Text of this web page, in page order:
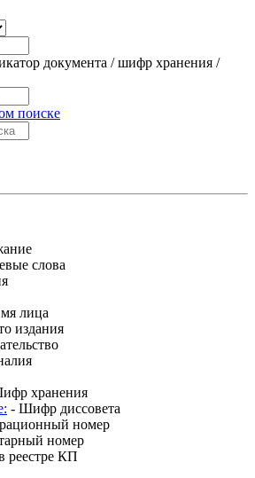
документа / шифр хранения /
поиске
слова
лица
издания
хранения
- Шифр диссовета
номер
номер
реестре КП